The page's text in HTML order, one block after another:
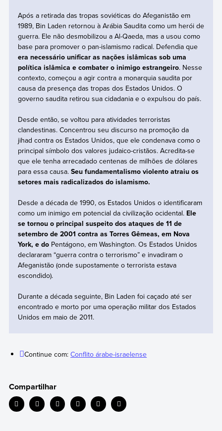
Após a retirada das tropas soviéticas do Afeganistão em
1989, Bin Laden retornou à Arábia Saudita como um herói de
guerra. Ele não desmobilizou a Al-Qaeda, mas a usou como
base para promover o pan-islamismo radical. Defendia que
era necessário unificar as nações islâmicas sob uma
política islâmica e combater o inimigo estrangeiro. Nesse
contexto, começou a agir contra a monarquia saudita por
causa da presença das tropas dos Estados Unidos. O
governo saudita retirou sua cidadania e o expulsou do país.
Desde então, se voltou para atividades terroristas
clandestinas. Concentrou seu discurso na promoção da
jihad contra os Estados Unidos, que ele condenava como o
principal símbolo dos valores judaico-cristãos. Acredita-se
que ele tenha arrecadado centenas de milhões de dólares
para essa causa.Seu fundamentalismo violento atraiu os
setores mais radicalizados do islamismo.
Desde a década de 1990, os Estados Unidos o identificaram
como um inimigo em potencial da civilização ocidental.Ele
se tornou o principal suspeito dos ataques de 11 de
setembro de 2001 contra as Torres Gêmeas, em Nova
York, e doPentágono, em Washington. Os Estados Unidos
declararam “guerra contra o terrorismo” e invadiram o
Afeganistão (onde supostamente o terrorista estava
escondido).
Durante a década seguinte, Bin Laden foi caçado até ser
encontrado e morto por uma operação militar dos Estados
Unidos em maio de 2011.
Continue com:Conflito árabe-israelense
Compartilhar